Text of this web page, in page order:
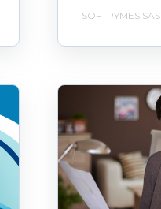
SOFTPYMES SAS